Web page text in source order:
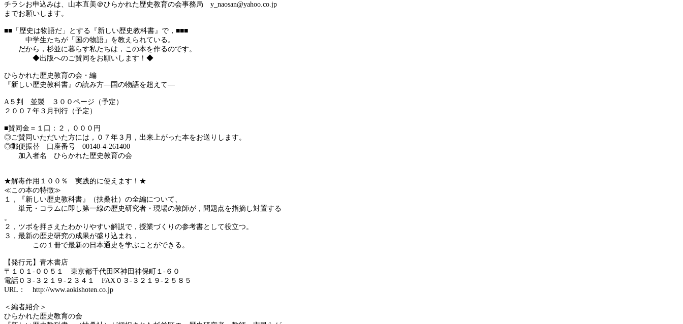
チラシお申込みは、山本直美＠ひらかれた歴史教育の会事務局 y_naosan@yahoo.co.jp
までお願いします。
■■「歴史は物語だ」とする『新しい歴史教科書』で，■■■
中学生たちが「国の物語」を教えられている。
だから，杉並に暮らす私たちは，この本を作るのです。
◆出版へのご賛同をお願いします！◆
ひらかれた歴史教育の会・編
『新しい歴史教科書』の読み方―国の物語を超えて―
A ５判 並製 ３００ページ（予定）
２００７年３月刊行（予定）
■賛同金＝１口：２，０００円
◎ご賛同いただいた方には，０７年３月，出来上がった本をお送りします。
◎郵便振替 口座番号 00140-4-261400
加入者名 ひらかれた歴史教育の会
★解毒作用１００％ 実践的に使えます！★
≪この本の特徴≫
１，『新しい歴史教科書』（扶桑社）の全編について、
単元・コラムに即し第一線の歴史研究者・現場の教師が，問題点を指摘し対置する
。
２，ツボを押さえたわかりやすい解説で，授業づくりの参考書として役立つ。
３，最新の歴史研究の成果が盛り込まれ，
この１冊で最新の日本通史を学ぶことができる。
【発行元】青木書店
〒１０１ - ００５１ 東京都千代田区神田神保町１ - ６０
電話０３ - ３２１９ - ２３４１ FAX ０３ - ３２１９ - ２５８５
URL ： http://www.aokishoten.co.jp
＜編者紹介＞
ひらかれた歴史教育の会